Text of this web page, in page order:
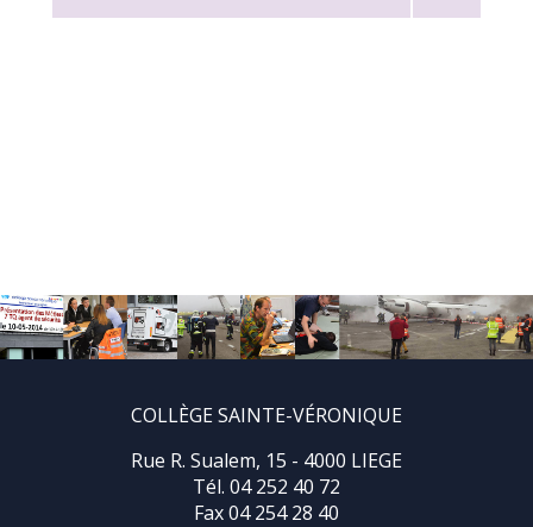
COLLÈGE SAINTE-VÉRONIQUE
Rue R. Sualem, 15 - 4000 LIEGE
Tél. 04 252 40 72
Fax 04 254 28 40